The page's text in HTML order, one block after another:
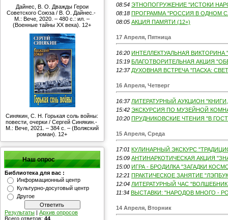
Дайнес, В. О. Дважды Герои
Советского Союза / В. О. Дайнес.-
М.: Вече, 2020. – 480 с.: ил. –
(Военные тайны ХХ века). 12+
Синякин, С. Н. Горькая соль войны:
повести, очерки / Сергей Синякин.-
М.: Вече, 2021. – 384 с. – (Волжский
роман). 12+
Наш опрос
Библиотека для вас :
Информационный центр
Культурно-досуговый центр
Другое
Результаты | Архив опросов
Всего ответов: 44
08:54 ЭТНОПОГРУЖЕНИЕ "ИСТОКИ
08:18 ПРОГРАММА "РОССИЯ В ОДНОМ
08:05 АКЦИЯ ПАМЯТИ (12+)
17 Апреля, Пятница
16:20 ИНТЕЛЛЕКТУАЛЬНАЯ ВИКТОРИНА
15:19 БЛАГОТВОРИТЕЛЬНАЯ АКЦИЯ
12:37 ДУХОВНАЯ ВСТРЕЧА "ПАСХА:
16 Апреля, Четверг
16:37 ЛИТЕРАТУРНЫЙ АУКЦИОН
15:42 ЭКСКУРСИЯ ПО МУЗЕЙНОЙ
10:20 ПРУДНИКОВСКИЕ ЧТЕНИЯ "В
15 Апреля, Среда
17:01 КУЛИНАРНЫЙ ЭКСКУРС
15:09 АНТИНАРКОТИЧЕСКАЯ АКЦИЯ
15:00 ИГРА - БРОДИЛКА "ЗАГАДКИ
12:21 ПРАКТИЧЕСКОЕ ЗАНЯТИЕ
12:04 ЛИТЕРАТУРНЫЙ ЧАС "ВОЛШЕБНИК
11:34 ВЫСТАВКИ: "НАРОДОВ МНОГО -
14 Апреля, Вторник